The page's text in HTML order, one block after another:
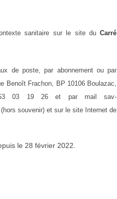
sanitaire sur le site duCarré
de poste, par abonnement ou par
Benoît Frachon, BP 10106 Boulazac,
03 19 26 et par mail
sav-
(hors souvenir) et sur le site Internet de
le 28 février 2022.